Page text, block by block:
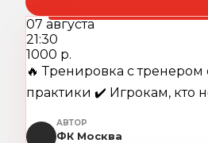
07 августа
21:30
1000 р.
🔥 Тренировка с
практики ✔️ Игрокам, кто
АВТОР
ФК Москва